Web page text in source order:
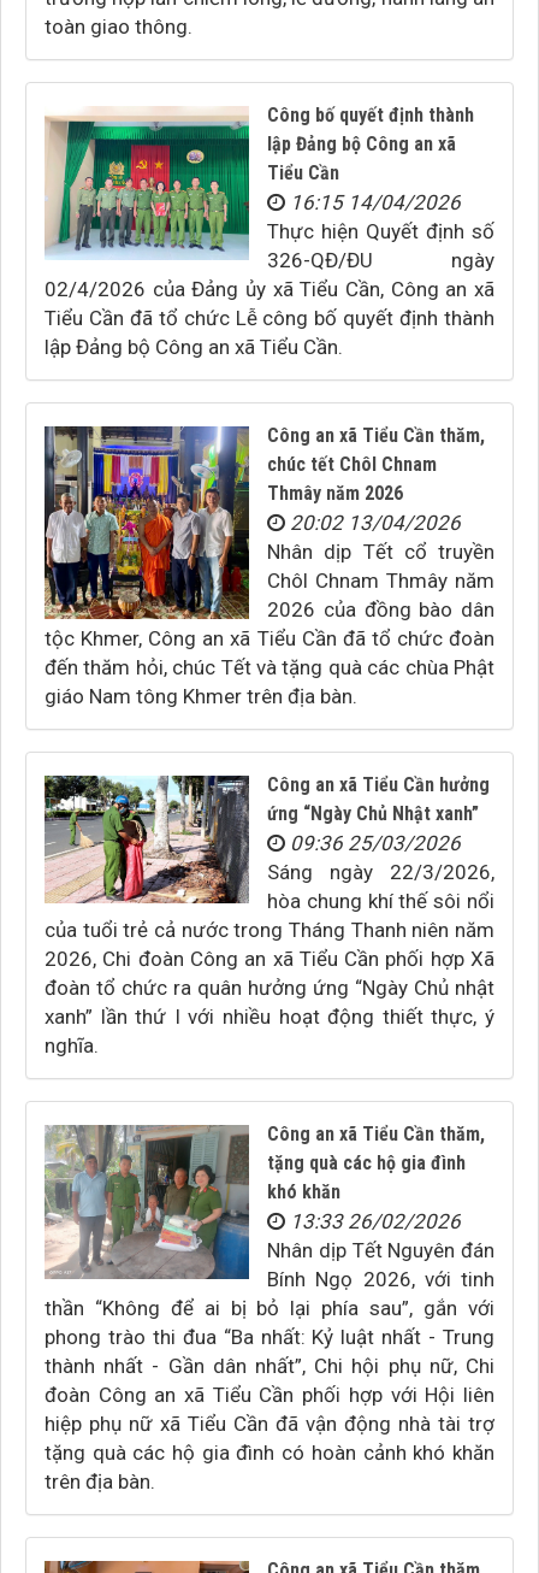
toàn giao thông.
Công bố quyết định thành
lập Đảng bộ Công an xã
Tiểu Cần
16:15 14/04/2026
Thực hiện Quyết định số
326-QĐ/ĐU ngày
02/4/2026 của Đảng ủy xã Tiểu Cần, Công an xã
Tiểu Cần đã tổ chức Lễ công bố quyết định thành
lập Đảng bộ Công an xã Tiểu Cần.
Công an xã Tiểu Cần thăm,
chúc tết Chôl Chnam
Thmây năm 2026
20:02 13/04/2026
Nhân dịp Tết cổ truyền
Chôl Chnam Thmây năm
2026 của đồng bào dân
tộc Khmer, Công an xã Tiểu Cần đã tổ chức đoàn
đến thăm hỏi, chúc Tết và tặng quà các chùa Phật
giáo Nam tông Khmer trên địa bàn.
Công an xã Tiểu Cần hưởng
ứng “Ngày Chủ Nhật xanh”
09:36 25/03/2026
Sáng ngày 22/3/2026,
hòa chung khí thế sôi nổi
của tuổi trẻ cả nước trong Tháng Thanh niên năm
2026, Chi đoàn Công an xã Tiểu Cần phối hợp Xã
đoàn tổ chức ra quân hưởng ứng “Ngày Chủ nhật
xanh” lần thứ I với nhiều hoạt động thiết thực, ý
nghĩa.
Công an xã Tiểu Cần thăm,
tặng quà các hộ gia đình
khó khăn
13:33 26/02/2026
Nhân dịp Tết Nguyên đán
Bính Ngọ 2026, với tinh
thần “Không để ai bị bỏ lại phía sau”, gắn với
phong trào thi đua “Ba nhất: Kỷ luật nhất - Trung
thành nhất - Gần dân nhất”, Chi hội phụ nữ, Chi
đoàn Công an xã Tiểu Cần phối hợp với Hội liên
hiệp phụ nữ xã Tiểu Cần đã vận động nhà tài trợ
tặng quà các hộ gia đình có hoàn cảnh khó khăn
trên địa bàn.